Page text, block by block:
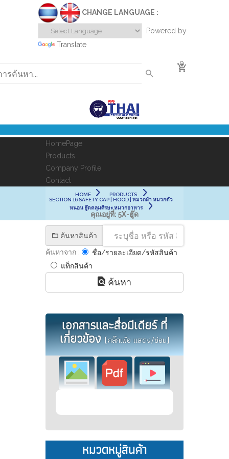
CHANGE LANGUAGE :
Powered by
Translate
0
HomePage
Products
Company Profile
Contact
HOME
PRODUCTS
SECTION 16 SAFETY CAP | HOOD | หมวกผ้า หมวกตัว
หนอน ฮู๊ดคลุมศีรษะ หมวกอาหาร
คุณอยู่ที่: 5X-ฮู๊ด
ค้นหาสินค้า
ค้นหาจาก :
ชื่อ/รายละเอียด/รหัสสินค้า
แท็กสินค้า
ค้นหา
เอกสารและสื่อมีเดียร์ ที่
เกี่ยวข้อง(คลิ๊กเพื่อ แสดง/ซ่อน)
หมวดหมู่สินค้า